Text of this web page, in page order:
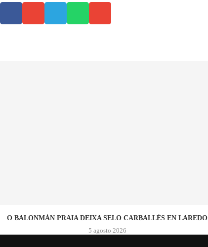
O BALONMÁN PRAIA DEIXA SELO CARBALLÉS EN LAREDO
5 agosto 2026